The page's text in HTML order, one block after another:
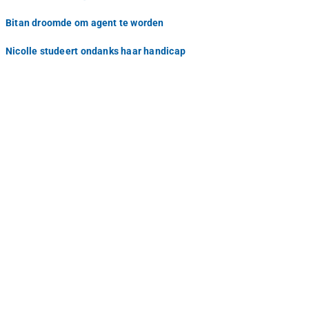
Bitan droomde om agent te worden
Nicolle studeert ondanks haar handicap